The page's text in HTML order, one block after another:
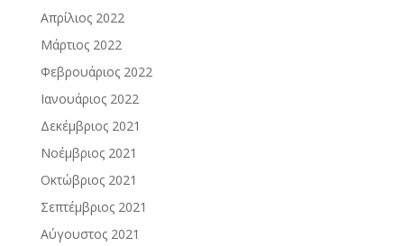
Απρίλιος 2022
Μάρτιος 2022
Φεβρουάριος 2022
Ιανουάριος 2022
Δεκέμβριος 2021
Νοέμβριος 2021
Οκτώβριος 2021
Σεπτέμβριος 2021
Αύγουστος 2021